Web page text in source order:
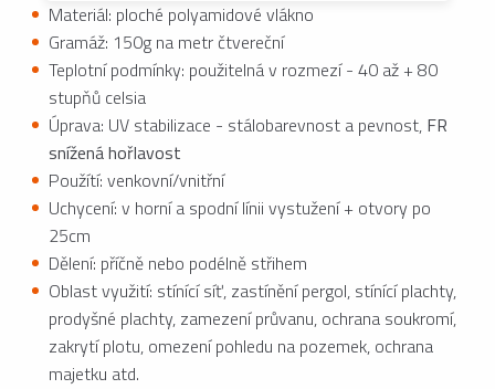
Materiál: ploché polyamidové vlákno
Gramáž: 150g na metr čtvereční
Teplotní podmínky: použitelná v rozmezí - 40 až + 80
stupňů celsia
Úprava: UV stabilizace - stálobarevnost a pevnost, FR
snížená hořlavost
Použítí: venkovní/vnitřní
Uchycení: v horní a spodní línii vystužení + otvory po
25cm
Dělení: příčně nebo podélně střihem
Oblast využití: stínící síť, zastínění pergol, stínící plachty,
prodyšné plachty, zamezení průvanu, ochrana soukromí,
zakrytí plotu, omezení pohledu na pozemek, ochrana
majetku atd.